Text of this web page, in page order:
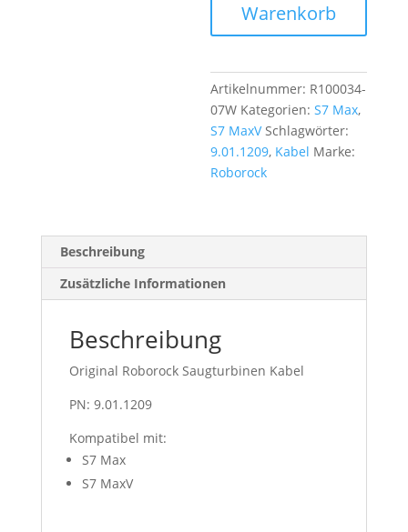
Warenkorb
Artikelnummer: R100034-
07W Kategorien:S7 Max,
S7 MaxV Schlagwörter:
9.01.1209, Kabel Marke:
Roborock
Beschreibung
Zusätzliche Informationen
Beschreibung
Original Roborock Saugturbinen Kabel
PN: 9.01.1209
Kompatibel mit:
S7 Max
S7 MaxV